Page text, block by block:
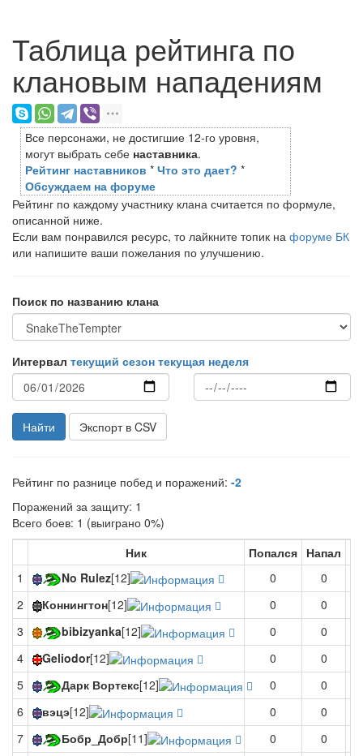
Таблица рейтинга по
клановым нападениям
Все персонажи, не достигшие 12-го уровня,
могут выбрать себе наставника.
Рейтинг наставников * Что это дает? *
Обсуждаем на форуме
Рейтинг по каждому участнику клана считается по формуле,
описанной ниже.
Если вам понравился ресурс, то лайкните топик на форуме БК
или напишите ваши пожелания по улучшению.
Поиск по названию клана
Интервал текущий сезон текущая неделя
Найти Экспорт в CSV
Рейтинг по разнице побед и поражений: -2
Поражений за защиту: 1
Всего боев: 1 (выиграно 0%)
Ник
Попался Напал
1
No Rulez[12] 0
0
2
Коннингтон[12] 0
0
3
bibizyanka[12] 0
0
4
Geliodor[12] 0
0
5
Дарк Вортекс[12] 0
0
6
вэцэ[12] 0
0
7
Бобр_Добр[11] 0
0